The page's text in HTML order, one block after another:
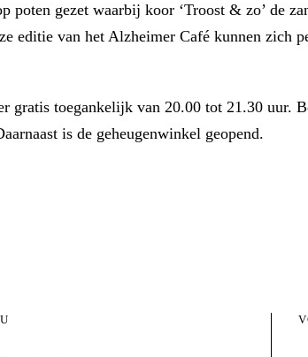
poten gezet waarbij koor ‘Troost & zo’ de
editie van het Alzheimer Café kunnen zich
gratis toegankelijk van 20.00 tot 21.30 uur.
is de geheugenwinkel geopend.